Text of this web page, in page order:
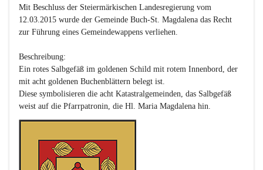
Mit Beschluss der Steiermärkischen Landesregierung vom
12.03.2015 wurde der Gemeinde Buch-St. Magdalena das Recht
zur Führung eines Gemeindewappens verliehen.
Beschreibung:
Ein rotes Salbgefäß im goldenen Schild mit rotem Innenbord, der
mit acht goldenen Buchenblättern belegt ist.
Diese symbolisieren die acht Katastralgemeinden, das Salbgefäß